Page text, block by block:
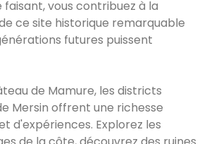
vous contribuez à la
ce site historique remarquable
futures puissent
de Mamure, les districts
Mersin offrent une richesse
d'expériences. Explorez les